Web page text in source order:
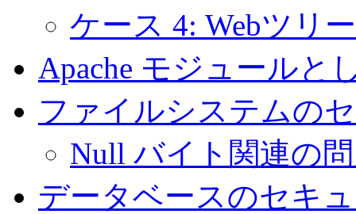
ケース 4: Webツリ
Apache モジュールと
ファイルシステムの
Null バイト関連の
データベースのセキ